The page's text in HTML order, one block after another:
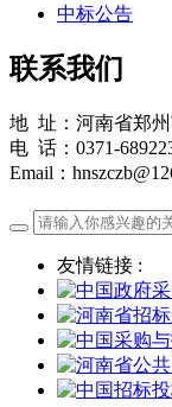
中标公告
联系我们
地 址：河南省郑
电 话：0371-
Email：
友情链接 :